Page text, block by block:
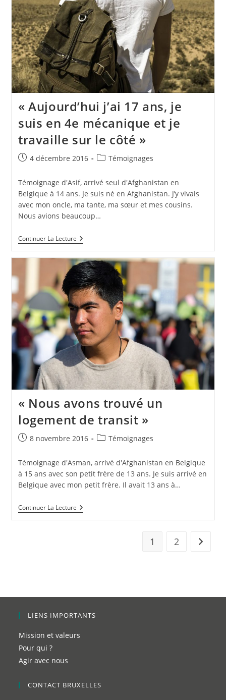
« Aujourd’hui j’ai 17 ans, je
suis en 4e mécanique et je
travaille sur le côté »
4 décembre 2016 Témoignages
Témoignage d'Asif, arrivé seul d'Afghanistan en
Belgique à 14 ans. Je suis né en Afghanistan. J’y vivais
avec mon oncle, ma tante, ma sœur et mes cousins.
Nous avions beaucoup…
Continuer La Lecture
« Nous avons trouvé un
logement de transit »
8 novembre 2016 Témoignages
Témoignage d'Asman, arrivé d'Afghanistan en Belgique
à 15 ans avec son petit frère de 13 ans. Je suis arrivé en
Belgique avec mon petit frère. Il avait 13 ans à…
Continuer La Lecture
1 2
LIENS IMPORTANTS
Mission et valeurs
Pour qui ?
Agir avec nous
CONTACT BRUXELLES